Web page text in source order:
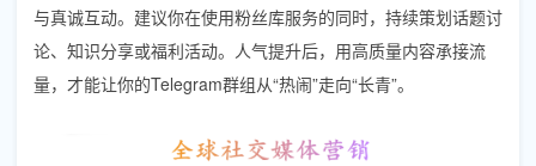
与真诚互动。建议你在使用粉丝库服务的同时，持续策划话题讨
论、知识分享或福利活动。人气提升后，用高质量内容承接流
量，才能让你的Telegram群组从“热闹”走向“长青”。